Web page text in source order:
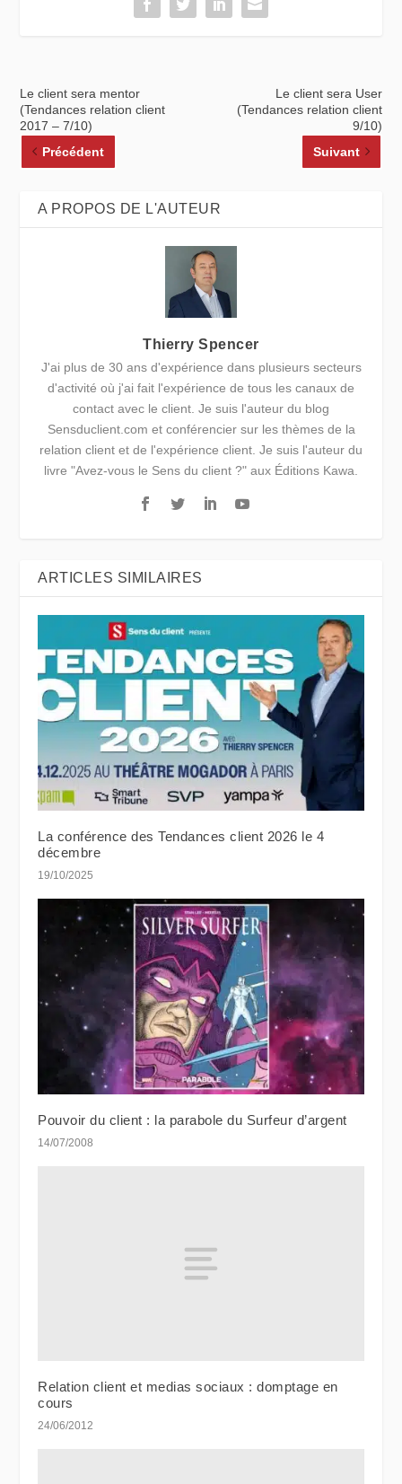
Le client sera mentor
(Tendances relation client
2017 – 7/10)
Précédent
Le client sera User
(Tendances relation client
9/10)
Suivant
A PROPOS DE L'AUTEUR
Thierry Spencer
J'ai plus de 30 ans d'expérience dans plusieurs secteurs
d'activité où j'ai fait l'expérience de tous les canaux de
contact avec le client. Je suis l'auteur du blog
Sensduclient.com et conférencier sur les thèmes de la
relation client et de l'expérience client. Je suis l'auteur du
livre "Avez-vous le Sens du client ?" aux Éditions Kawa.
ARTICLES SIMILAIRES
La conférence des Tendances client 2026 le 4
décembre
19/10/2025
Pouvoir du client : la parabole du Surfeur d’argent
14/07/2008
Relation client et medias sociaux : domptage en
cours
24/06/2012